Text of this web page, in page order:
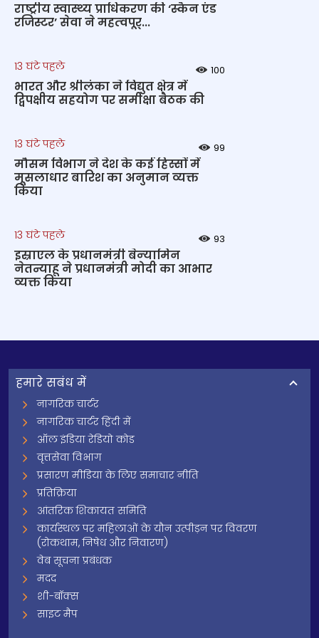
राष्‍ट्रीय स्‍वास्‍थ्‍य प्राधिकरण की ‘स्कैन एंड
रजिस्टर’ सेवा ने महत्‍वपूर्...
13 घंटे पहले 100
भारत और श्रीलंका ने विद्युत क्षेत्र में
द्विपक्षीय सहयोग पर समीक्षा बैठक की
13 घंटे पहले 99
मौसम विभाग ने देश के कई हिस्सों में
मूसलाधार बारिश का अनुमान व्यक्त
किया
13 घंटे पहले 93
इस्राएल के प्रधानमंत्री बेन्‍यामिन
नेतन्याहू ने प्रधानमंत्री मोदी का आभार
व्यक्त किया
हमारे सबंध में
नागरिक चार्टर
नागरिक चार्टर हिंदी में
ऑल इंडिया रेडियो कोड
वृत्तसेवा विभाग
प्रसारण मीडिया के लिए समाचार नीति
प्रतिक्रिया
आंतरिक शिकायत समिति
कार्यस्थल पर महिलाओं के यौन उत्पीड़न पर विवरण
(रोकथाम, निषेध और निवारण)
वेब सूचना प्रबंधक
मदद
शी-बॉक्स
साइट मैप